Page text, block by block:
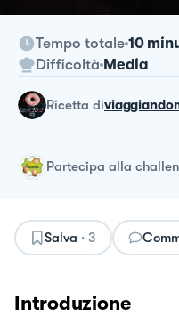
Tempo totale 10
Difficoltà Media
ricetta di
Partecipa alla
Salva · 3
Introduzione